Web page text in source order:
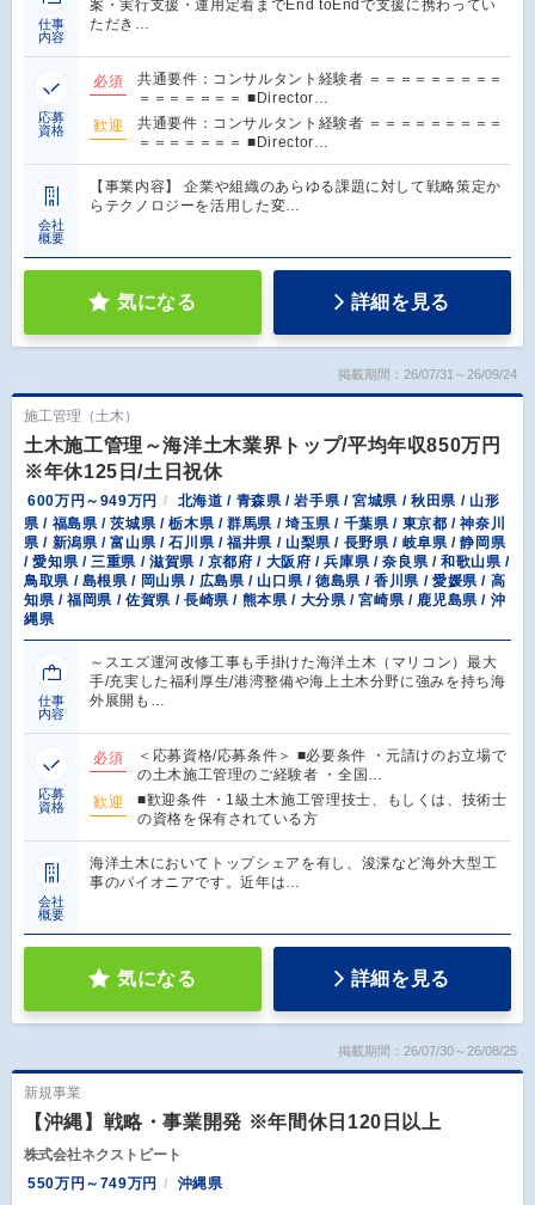
仕事
内容
案・実行支援・運用定着までEnd toEndで支援に携わってい
ただき…
応募
資格
必須
共通要件：コンサルタント経験者 ＝＝＝＝＝＝＝＝＝
＝＝＝＝＝＝＝ ■Director…
歓迎
共通要件：コンサルタント経験者 ＝＝＝＝＝＝＝＝＝
＝＝＝＝＝＝＝ ■Director…
会社
概要
【事業内容】 企業や組織のあらゆる課題に対して戦略策定か
らテクノロジーを活用した変…
気になる 詳細を見る
掲載期間：26/07/31～26/09/24
施工管理（土木）
土木施工管理～海洋土木業界トップ/平均年収850万円
※年休125日/土日祝休
600万円～949万円
北海道 / 青森県 / 岩手県 / 宮城県 / 秋田県 / 山形
県 / 福島県 / 茨城県 / 栃木県 / 群馬県 / 埼玉県 / 千葉県 / 東京都 / 神奈川
県 / 新潟県 / 富山県 / 石川県 / 福井県 / 山梨県 / 長野県 / 岐阜県 / 静岡県
/ 愛知県 / 三重県 / 滋賀県 / 京都府 / 大阪府 / 兵庫県 / 奈良県 / 和歌山県 /
鳥取県 / 島根県 / 岡山県 / 広島県 / 山口県 / 徳島県 / 香川県 / 愛媛県 / 高
知県 / 福岡県 / 佐賀県 / 長崎県 / 熊本県 / 大分県 / 宮崎県 / 鹿児島県 / 沖
縄県
仕事
内容
～スエズ運河改修工事も手掛けた海洋土木（マリコン）最大
手/充実した福利厚生/港湾整備や海上土木分野に強みを持ち海
外展開も…
応募
資格
必須
＜応募資格/応募条件＞ ■必要条件 ・元請けのお立場で
の土木施工管理のご経験者 ・全国…
歓迎
■歓迎条件 ・1級土木施工管理技士、もしくは、技術士
の資格を保有されている方
会社
概要
海洋土木においてトップシェアを有し、浚渫など海外大型工
事のパイオニアです。近年は…
気になる 詳細を見る
掲載期間：26/07/30～26/08/25
新規事業
【沖縄】戦略・事業開発 ※年間休日120日以上
株式会社ネクストビート
550万円～749万円
沖縄県